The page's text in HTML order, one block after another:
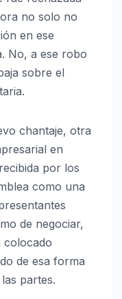
no solo no
en ese
No, a ese robo
sobre el
chantaje, otra
en
por los
como una
de negociar,
colocado
de esa forma
partes.